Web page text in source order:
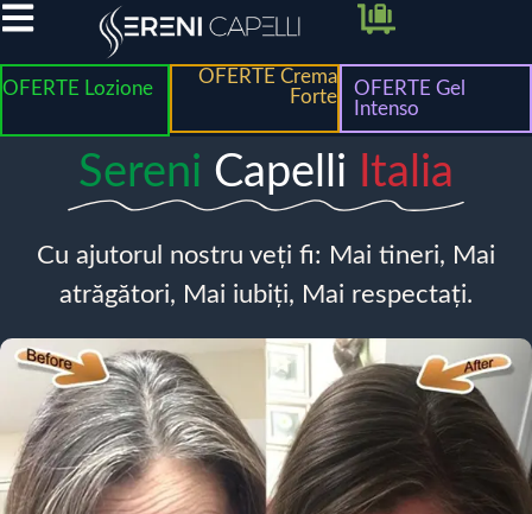
OFERTE Lozione
OFERTE Crema
Forte
OFERTE Gel
Intenso
Sereni Capelli Italia
Cu ajutorul nostru veți fi: Mai tineri, Mai
atrăgători, Mai iubiți, Mai respectați.